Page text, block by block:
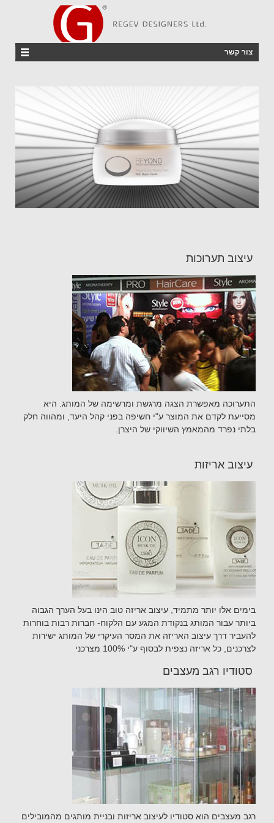
צור קשר
עיצוב תערוכות
התערוכה מאפשרת הצגה מרגשת ומרשימה של המותג. היא
מסייעת לקדם את המוצר ע"י חשיפה בפני קהל היעד, ומהווה חלק
בלתי נפרד מהמאמץ השיווקי של היצרן.
עיצוב אריזות
בימים אלו יותר מתמיד, עיצוב אריזה טוב הינו בעל הערך הגבוה
ביותר עבור המותג בנקודת המגע עם הלקוח- חברות רבות בוחרות
להעביר דרך עיצוב האריזה את המסר העיקרי של המותג ישירות
לצרכנים, כל אריזה נצפית לבסוף ע"י 100% מצרכני
סטודיו רגב מעצבים
רגב מעצבים הוא סטודיו לעיצוב אריזות ובניית מותגים מהמובילים